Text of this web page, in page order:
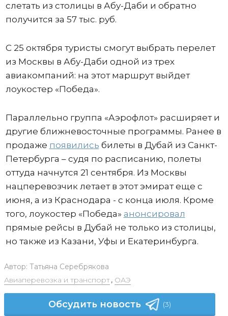
слетать из столицы в Абу-Даби и обратно
получится за 57 тыс. руб.
С 25 октября туристы смогут выбрать перелет
из Москвы в Абу-Даби одной из трех
авиакомпаний: на этот маршрут выйдет
лоукостер «Победа».
Параллельно группа «Аэрофлот» расширяет и
другие ближневосточные программы. Ранее в
продаже появились билеты в Дубай из Санкт-
Петербурга – судя по расписанию, полеты
оттуда начнутся 21 сентября. Из Москвы
нацперевозчик летает в этот эмират еще с
июня, а из Краснодара - с конца июля. Кроме
того, лоукостер «Победа» анонсировал
прямые рейсы в Дубай не только из столицы,
но также из Казани, Уфы и Екатеринбурга.
Автор: Татьяна Серебрякова
Авиаперевозка и транспорт, ОАЭ
Обсудить новость (3)